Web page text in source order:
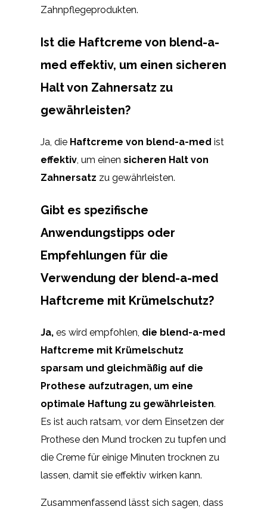
Zahnpflegeprodukten.
Ist die Haftcreme von blend-a-
med effektiv, um einen sicheren
Halt von Zahnersatz zu
gewährleisten?
Ja, die Haftcreme von blend-a-med ist
effektiv, um einen sicheren Halt von
Zahnersatz zu gewährleisten.
Gibt es spezifische
Anwendungstipps oder
Empfehlungen für die
Verwendung der blend-a-med
Haftcreme mit Krümelschutz?
Ja, es wird empfohlen, die blend-a-med
Haftcreme mit Krümelschutz
sparsam und gleichmäßig auf die
Prothese aufzutragen, um eine
optimale Haftung zu gewährleisten.
Es ist auch ratsam, vor dem Einsetzen der
Prothese den Mund trocken zu tupfen und
die Creme für einige Minuten trocknen zu
lassen, damit sie effektiv wirken kann.
Zusammenfassend lässt sich sagen, dass